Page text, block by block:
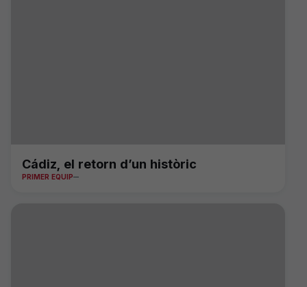
Cádiz, el retorn d’un històric
PRIMER EQUIP